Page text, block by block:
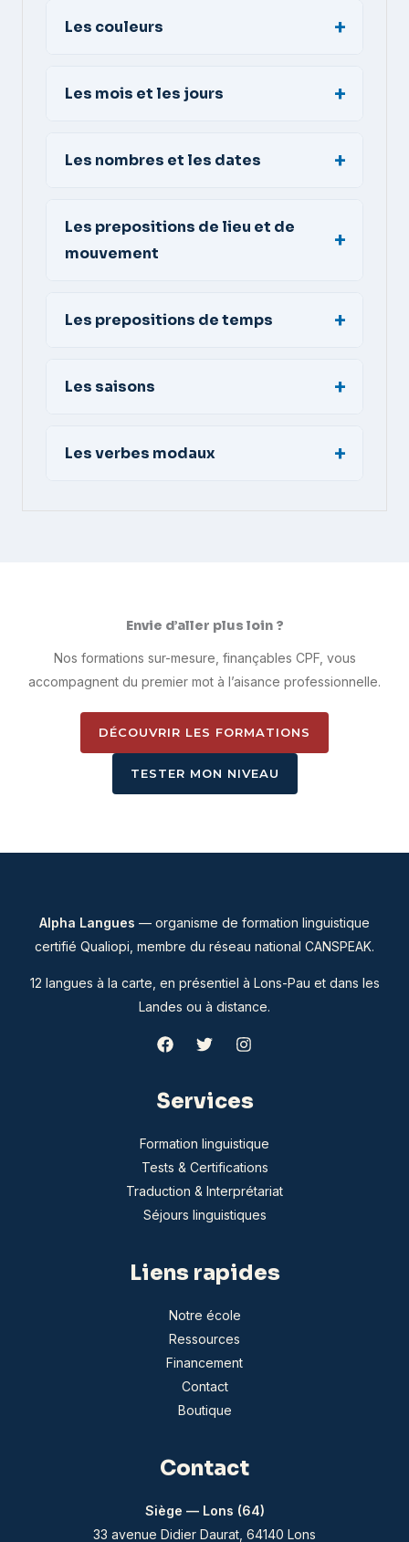
Les couleurs
Les mois et les jours
Les nombres et les dates
Les prepositions de lieu et de
mouvement
Les prepositions de temps
Les saisons
Les verbes modaux
Envie d’aller plus loin ?
Nos formations sur-mesure, finançables CPF, vous
accompagnent du premier mot à l’aisance professionnelle.
DÉCOUVRIR LES FORMATIONS
TESTER MON NIVEAU
Alpha Langues — organisme de formation linguistique
certifié Qualiopi, membre du réseau national CANSPEAK.
12 langues à la carte, en présentiel à Lons-Pau et dans les
Landes ou à distance.
Services
Formation linguistique
Tests & Certifications
Traduction & Interprétariat
Séjours linguistiques
Liens rapides
Notre école
Ressources
Financement
Contact
Boutique
Contact
Siège — Lons (64)
33 avenue Didier Daurat, 64140 Lons